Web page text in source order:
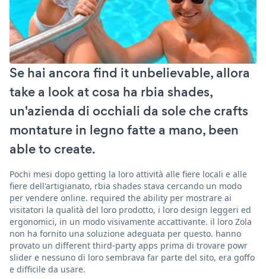
Se hai ancora find it unbelievable, allora
take a look at cosa ha rbia shades,
un'azienda di occhiali da sole che crafts
montature in legno fatte a mano, been
able to create.
Pochi mesi dopo getting la loro attività alle fiere locali e alle
fiere dell'artigianato, rbia shades stava cercando un modo
per vendere online. required the ability per mostrare ai
visitatori la qualità del loro prodotto, i loro design leggeri ed
ergonomici, in un modo visivamente accattivante. il loro Zola
non ha fornito una soluzione adeguata per questo. hanno
provato un different third-party apps prima di trovare powr
slider e nessuno di loro sembrava far parte del sito, era goffo
e difficile da usare.